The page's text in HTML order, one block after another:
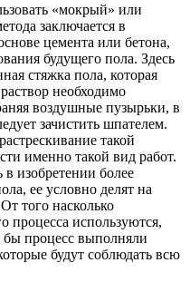
«мокрый» или
заключается в
цемента или бетона,
будущего пола. Здесь
стяжка пола, которая
необходимо
воздушные пузырьки, в
зачистить шпателем.
такой
именно такой вид работ.
изобретении более
ее условно делят на
того насколько
процесса используются,
бы процесс выполняли
будут соблюдать всю